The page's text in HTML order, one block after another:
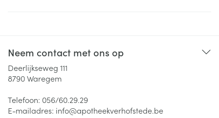
Neem contact met ons op
Deerlijkseweg 111
8790Waregem
Telefoon: 056/60.29.29
E-mailadres: info@apotheekverhofstede.be